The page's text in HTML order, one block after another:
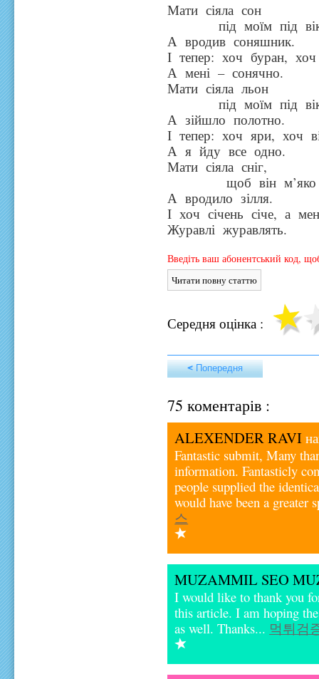
Мати сіяла сон
під моїм під
А вродив соняшник.
І тепер: хоч буран,
А мені – сонячно.
Мати сіяла льон
під моїм під
А зійшло полотно.
І тепер: хоч яри, хоч
А я йду все одно.
Мати сіяла сніг,
щоб він м’яко –
А вродило зілля.
І хоч січень січе, а
Журавлі журавлять.
Введіть ваш абонентський код,
Середня оцінка :
< Попередня
75 коментарів :
ALEXENDER RAVI
Fantastic submit, Many
information. Fantasticly
people supplied the
would have been a
스
MUZAMMIL SEO
I would like to thank you
this article. I am hoping
as well. Thanks... 먹튀검